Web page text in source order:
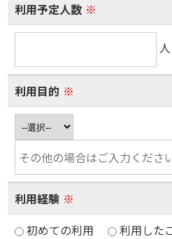
利用予定人数 ※
人
利用目的 ※
利用経験 ※
初めての利用
利用した